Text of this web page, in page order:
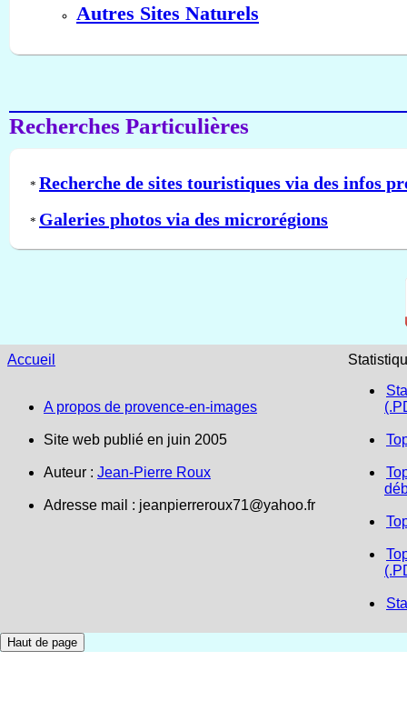
Autres Sites Naturels
Recherches Particulières
* Recherche de sites touristiques via des infos
* Galeries photos via des microrégions
Accueil
A propos de provence-en-images
Site web publié en juin 2005
Auteur : Jean-Pierre Roux
Adresse mail : jeanpierreroux71@yahoo.fr
Haut de page